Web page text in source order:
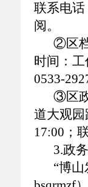
联系电话
阅。
②区
时间：
0533-
③区
道大观
17:00；
3.政
“博